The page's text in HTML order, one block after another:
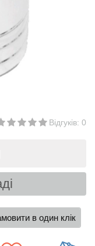
Відгуків: 0